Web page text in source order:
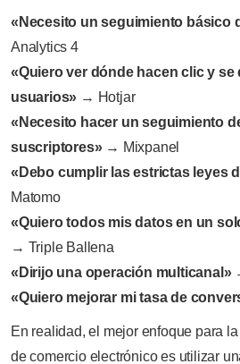
«Necesito un seguimiento básico
Analytics 4
«Quiero ver dónde hacen clic y se
usuarios» → Hotjar
«Necesito hacer un seguimiento
suscriptores»→ Mixpanel
«Debo cumplir las estrictas leyes
Matomo
«Quiero todos mis datos en un
→ Triple Ballena
«Dirijo una operación multicanal»
«Quiero mejorar mi tasa de
En realidad, el mejor enfoque para
de comercio electrónico es utilizar